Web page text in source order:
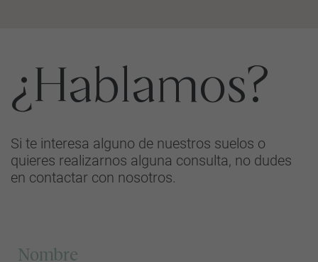
¿Hablamos?
Si te interesa alguno de nuestros suelos o
quieres realizarnos alguna consulta, no dudes
en contactar con nosotros.